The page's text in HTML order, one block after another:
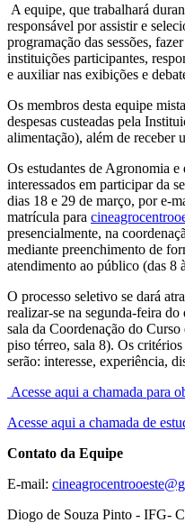
A equipe, que trabalhará
responsável por assistir e
programação das sessões,
instituições participantes,
e auxiliar nas exibições e
Os membros desta equipe
despesas custeadas pela
alimentação), além de receber
Os estudantes de Agronomia
interessados em participar da
dias 18 e 29 de março, por e-
matrícula para
presencialmente, na
mediante preenchimento de
atendimento ao público (das 8
O processo seletivo se dará
realizar-se na segunda-feira do
sala da Coordenação do
piso térreo, sala 8). Os critérios
serão: interesse, experiência,
Acesse aqui a chamada para
Acesse aqui a chamada de
Contato da Equipe
E-mail:
Diogo de Souza Pinto - IFG-